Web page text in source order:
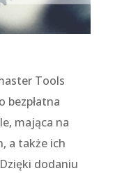
Tools
bezpłatna
mająca na
a także ich
dodaniu